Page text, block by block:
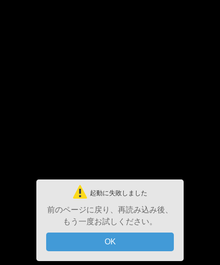
起動に失敗しました
前のページに戻り、再読み込み後、
もう一度お試しください。
OK